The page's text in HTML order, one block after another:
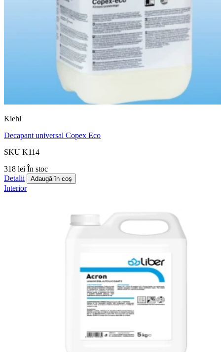
Kiehl
Decapant universal Copex Eco
SKU K114
318 lei În stoc
Detalii
Adaugă în coș
Interior